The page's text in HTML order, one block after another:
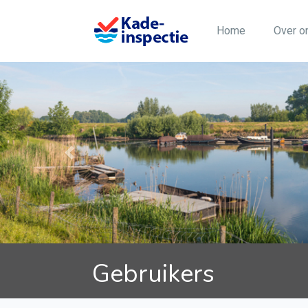
Home (current)Over
Previous
Gebruikers